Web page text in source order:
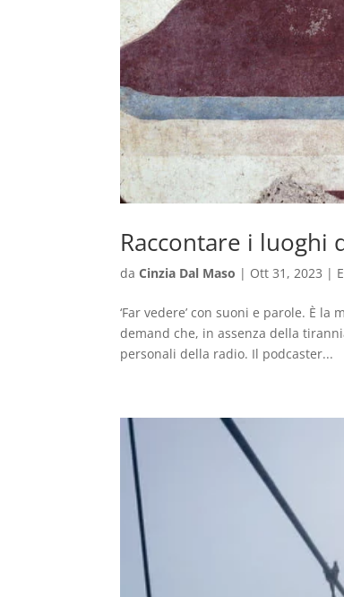
Raccontare i luoghi
daCinzia Dal Maso | Ott 31, 2023 |
‘Far vedere’ con suoni e parole. È
demand che, in assenza della
personali della radio. Il podcaster...